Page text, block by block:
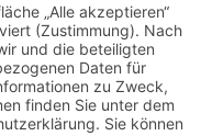
magazin modern pin-up
oberhafen oldtimer
lemke
referenzen